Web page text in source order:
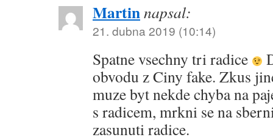
Martinnapsal:
21. dubna 2019 (10:14)
Spatne vsechny tri radice
obvodu z Ciny fake. Zkus
muze byt nekde chyba na
s radicem, mrkni se na
zasunuti radice.